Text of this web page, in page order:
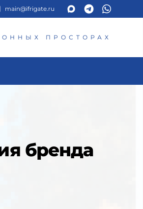
main@ifrigate.ru
ПРОСТОРАХ
бренда